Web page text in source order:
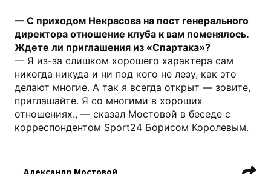
— С приходом Некрасова на пост генерального
директора отношение клуба к вам поменялось.
Ждете ли приглашения из «Спартака»?
— Я из-за слишком хорошего характера сам
никогда никуда и ни под кого не лезу, как это
делают многие. А так я всегда открыт — зовите,
приглашайте. Я со многими в хороших
отношениях., — сказал Мостовой в беседе с
корреспондентом Sport24 Борисом Королевым.